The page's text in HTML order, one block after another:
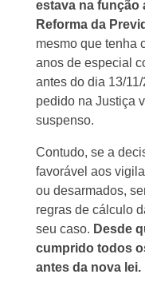
estava na função
Reforma da
mesmo que tenha
anos de especial
antes do dia 13/
pedido na Justiça
suspenso.
Contudo, se a
favorável aos
ou desarmados,
regras de cálculo
seu caso. Desde
cumprido todos
antes da nova lei.